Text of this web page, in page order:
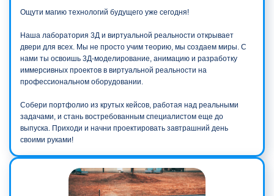
Ощути магию технологий будущего уже сегодня!
Наша лаборатория 3Д и виртуальной реальности открывает
двери для всех. Мы не просто учим теорию, мы создаем миры. С
нами ты освоишь 3Д-моделирование, анимацию и разработку
иммерсивных проектов в виртуальной реальности на
профессиональном оборудовании.
Собери портфолио из крутых кейсов, работая над реальными
задачами, и стань востребованным специалистом еще до
выпуска. Приходи и начни проектировать завтрашний день
своими руками!